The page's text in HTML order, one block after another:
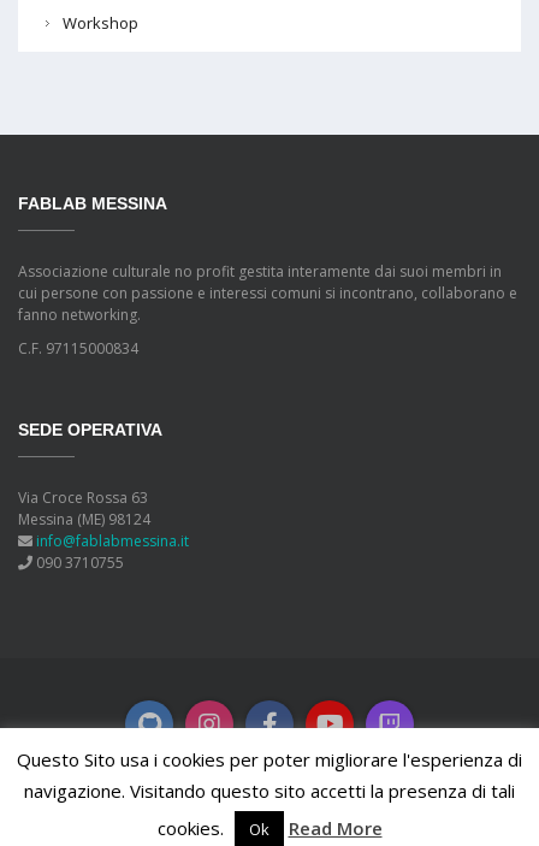
Workshop
FABLAB MESSINA
Associazione culturale no profit gestita interamente dai suoi membri in
cui persone con passione e interessi comuni si incontrano, collaborano e
fanno networking.
C.F. 97115000834
SEDE OPERATIVA
Via Croce Rossa 63
Messina (ME) 98124
info@fablabmessina.it
090 3710755
2026 FabLab Messina. Powered by
Questo Sito usa i cookies per poter migliorare l'esperienza di
navigazione. Visitando questo sito accetti la presenza di tali
cookies.
Ok Read More